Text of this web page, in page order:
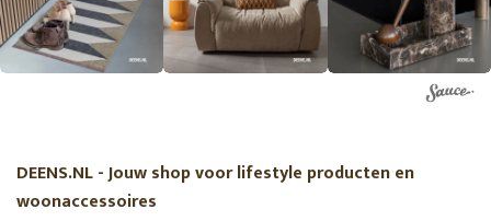
DEENS.NL - Jouw shop voor lifestyle producten en
woonaccessoires